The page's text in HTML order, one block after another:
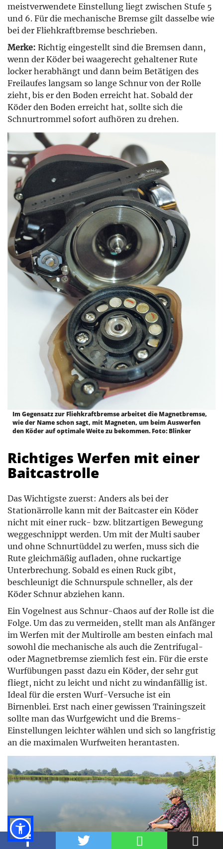
meistverwendete Einstellung liegt zwischen Stufe 5
und 6. Für die mechanische Bremse gilt dasselbe wie
bei der Fliehkraftbremse beschrieben.
Merke: Richtig eingestellt sind die Bremsen dann,
wenn der Köder bei waagerecht gehaltener Rute
locker herabhängt und dann beim Betätigen des
Freilaufes langsam so lange Schnur von der Rolle
zieht, bis er den Boden erreicht hat. Sobald der
Köder den Boden erreicht hat, sollte sich die
Schnurtrommel sofort aufhören zu drehen.
Im Gegensatz zur Fliehkraftbremse arbeitet die Magnetbremse,
wie der Name schon sagt, mit Magneten, um beim Auswerfen
den Köder auf optimale Weite zu bekommen. Foto: Blinker
Richtiges Werfen mit einer
Baitcastrolle
Das Wichtigste zuerst: Anders als bei der
Stationärrolle kann mit der Baitcaster ein Köder
nicht mit einer ruck- bzw. blitzartigen Bewegung
weggeschnippt werden. Um mit der Multi sauber
und ohne Schnurtüddel zu werfen, muss sich die
Rute gleichmäßig aufladen, ohne ruckartige
Unterbrechung. Sobald es einen Ruck gibt,
beschleunigt die Schnurspule schneller, als der
Köder Schnur abziehen kann.
Ein Vogelnest aus Schnur-Chaos auf der Rolle ist die
Folge. Um das zu vermeiden, stellt man als Anfänger
im Werfen mit der Multirolle am besten einfach mal
sowohl die mechanische als auch die Zentrifugal-
oder Magnetbremse ziemlich fest ein. Für die erste
Wurfübungen passt dazu ein Köder, der sehr gut
fliegt, nicht zu leicht und nicht zu windanfällig ist.
Ideal für die ersten Wurf-Versuche ist ein
Birnenblei. Erst nach einer gewissen Trainingszeit
sollte man das Wurfgewicht und die Brems-
Einstellungen leichter wählen und sich so langfristig
an die maximalen Wurfweiten herantasten.